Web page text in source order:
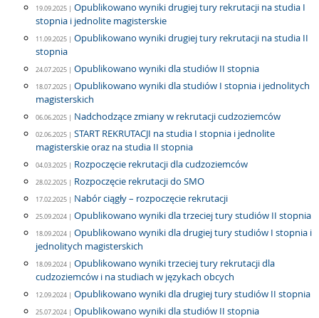
19.09.2025 | Opublikowano wyniki drugiej tury rekrutacji na studia I
stopnia i jednolite magisterskie
11.09.2025 | Opublikowano wyniki drugiej tury rekrutacji na studia II
stopnia
24.07.2025 | Opublikowano wyniki dla studiów II stopnia
18.07.2025 | Opublikowano wyniki dla studiów I stopnia i jednolitych
magisterskich
06.06.2025 | Nadchodzące zmiany w rekrutacji cudzoziemców
02.06.2025 | START REKRUTACJI na studia I stopnia i jednolite
magisterskie oraz na studia II stopnia
04.03.2025 | Rozpoczęcie rekrutacji dla cudzoziemców
28.02.2025 | Rozpoczęcie rekrutacji do SMO
17.02.2025 | Nabór ciągły – rozpoczęcie rekrutacji
25.09.2024 | Opublikowano wyniki dla trzeciej tury studiów II stopnia
18.09.2024 | Opublikowano wyniki dla drugiej tury studiów I stopnia i
jednolitych magisterskich
18.09.2024 | Opublikowano wyniki trzeciej tury rekrutacji dla
cudzoziemców i na studiach w językach obcych
12.09.2024 | Opublikowano wyniki dla drugiej tury studiów II stopnia
25.07.2024 | Opublikowano wyniki dla studiów II stopnia